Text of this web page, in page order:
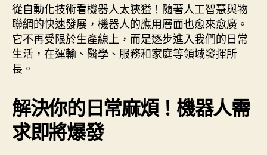
從自動化技術看機器人太狹獈！隨著人工智慧與物
聯網的快速發展，機器人的應用層面也愈來愈廣。
它不再受限於生產線上，而是逐步進入我們的日常
生活，在運輸、醫學、服務和家庭等領域發揮所
長。
解決你的日常麻煩！機器人需
求即將爆發